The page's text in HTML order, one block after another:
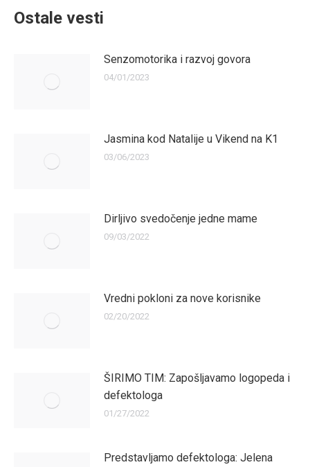
Ostale vesti
Senzomotorika i razvoj govora
04/01/2023
Jasmina kod Natalije u Vikend na K1
03/06/2023
Dirljivo svedočenje jedne mame
09/03/2022
Vredni pokloni za nove korisnike
02/20/2022
ŠIRIMO TIM: Zapošljavamo logopeda i
defektologa
01/27/2022
Predstavljamo defektologa: Jelena